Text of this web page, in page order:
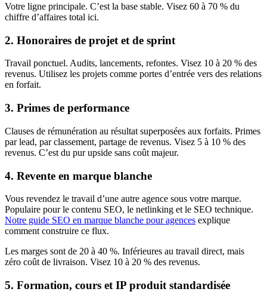
Votre ligne principale. C’est la base stable. Visez 60 à 70 % du
chiffre d’affaires total ici.
2. Honoraires de projet et de sprint
Travail ponctuel. Audits, lancements, refontes. Visez 10 à 20 % des
revenus. Utilisez les projets comme portes d’entrée vers des relations
en forfait.
3. Primes de performance
Clauses de rémunération au résultat superposées aux forfaits. Primes
par lead, par classement, partage de revenus. Visez 5 à 10 % des
revenus. C’est du pur upside sans coût majeur.
4. Revente en marque blanche
Vous revendez le travail d’une autre agence sous votre marque.
Populaire pour le contenu SEO, le netlinking et le SEO technique.
Notre guide SEO en marque blanche pour agences explique
comment construire ce flux.
Les marges sont de 20 à 40 %. Inférieures au travail direct, mais
zéro coût de livraison. Visez 10 à 20 % des revenus.
5. Formation, cours et IP produit standardisée